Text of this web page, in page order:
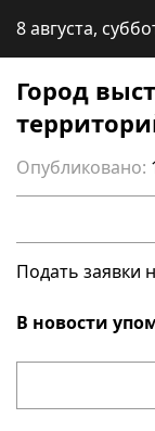
8 августа,
Город
Опубликовано:
Подать заявки
В новости